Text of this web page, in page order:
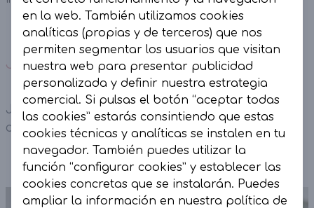
Sudaderas
mangas
Jersey combinado mangas beige.
Jersey combinado mangas farol beige. Puño y
cuello en punto rizado.
en la web. También utilizamos cookies
analíticas (propias y de terceros) que nos
permiten segmentar los usuarios que visitan
nuestra web para presentar publicidad
personalizada y definir nuestra estrategia
comercial. Si pulsas el botón “aceptar todas
las cookies” estarás consintiendo que estas
cookies técnicas y analíticas se instalen en tu
navegador. También puedes utilizar la
función “configurar cookies” y establecer las
cookies concretas que se instalarán. Puedes
ampliar la información en nuestra política de